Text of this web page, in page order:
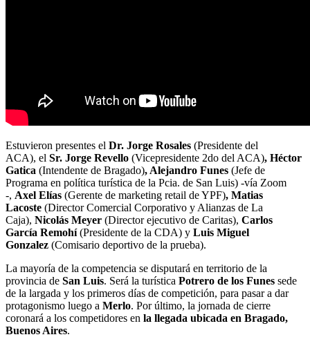
Estuvieron presentes el Dr. Jorge Rosales (Presidente del
ACA), el Sr. Jorge Revello (Vicepresidente 2do del ACA), Héctor
Gatica (Intendente de Bragado), Alejandro Funes (Jefe de
Programa en política turística de la Pcia. de San Luis) -vía Zoom
-, Axel Elías (Gerente de marketing retail de YPF), Matias
Lacoste (Director Comercial Corporativo y Alianzas de La
Caja), Nicolás Meyer (Director ejecutivo de Caritas), Carlos
García Remohí(Presidente de la CDA) y Luis Miguel
Gonzalez (Comisario deportivo de la prueba).
La mayoría de la competencia se disputará en territorio de la
provincia de San Luis. Será la turística Potrero de los Funes sede
de la largada y los primeros días de competición, para pasar a dar
protagonismo luego a Merlo. Por último, la jornada de cierre
coronará a los competidores en la llegada ubicada en Bragado,
Buenos Aires.